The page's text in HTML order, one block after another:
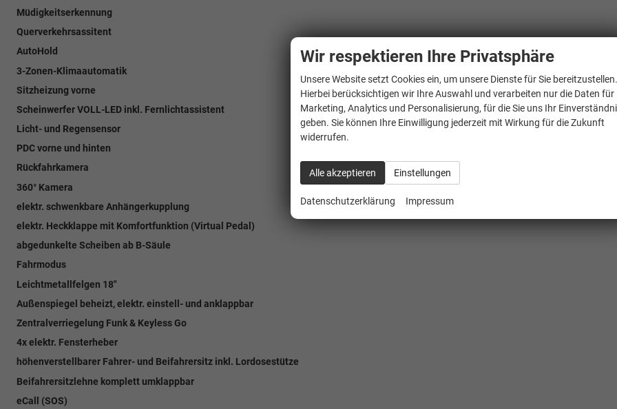
Müdigkeitserkennung
Querverkehrsassitent
AutoHold
3-Zonen-Klimaautomatik
Sitzheizung vorne
Scheinwerfer VOLL-LED inkl. Fernlichtassistent
Licht- und Regensensor
PDC vorne und hinten
Rückfahrkamera
360° Kamera
elektr. schwenkbare Anhängerkupplung
elektr. Heckklappe mit Komfortfunktion (Virtual Pedal)
abgedunkelte Scheiben ab B-Säule
Fahrmodus
Leichtmetallfelgen 18"
Außenspiegel beheizt, elektr. einstell- und anklappbar
Zentralverriegelung Funk & Keyless Go
4x elektr. Fensterheber
höhenverstellbarer Fahrer- und Beifahrersitz inkl. Lordosestütze
Beifahrersitzlehne komplett umklappbar
eCall (SOS)
Wir respektieren Ihre Privatsphäre
Unsere Website setzt Cookies ein, um unsere Dienste für Sie
Hierbei berücksichtigen wir Ihre Auswahl und verarbeiten nur die Daten für
Marketing, Analytics und Personalisierung, für die Sie uns Ihr
geben. Sie können Ihre Einwilligung jederzeit mit Wirkung für die Zukunft
widerrufen.
Alle akzeptieren Einstellungen
Datenschutzerklärung Impressum